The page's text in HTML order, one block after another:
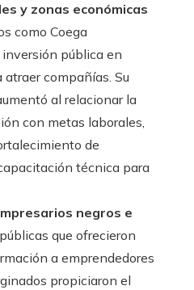
y zonas económicas
como Coega
pública en
compañías. Su
al relacionar la
con metas laborales,
de
técnica para
negros e
que ofrecieron
a emprendedores
propiciaron el